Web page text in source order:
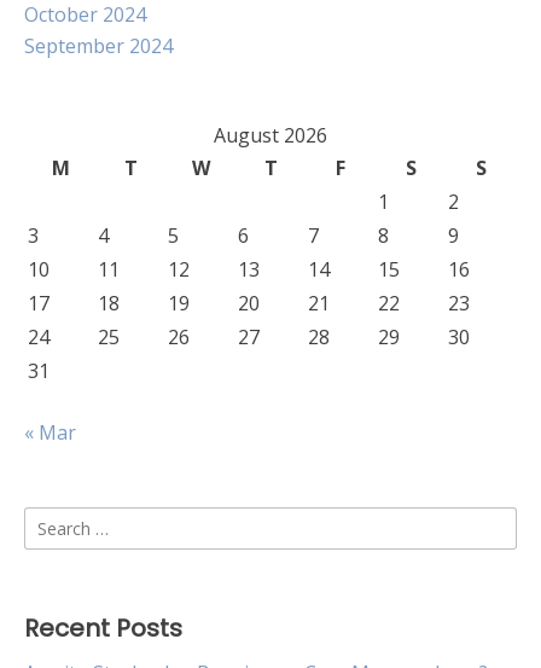
October 2024
September 2024
August 2026
M
T W T F S
S
1
2
3
4 5 6 7 8
9
10
11 12 13 14 15
16
17
18 19 20 21 22
23
24
25 26 27 28 29
30
31
« Mar
Search
for:
Recent Posts